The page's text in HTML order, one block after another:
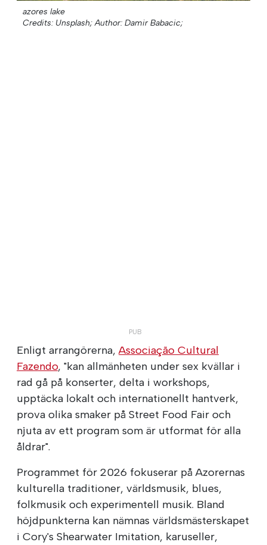
azores lake
Credits: Unsplash; Author: Damir Babacic;
Enligt arrangörerna,Associação Cultural
Fazendo, "kan allmänheten under sex kvällar i
rad gå på konserter, delta i workshops,
upptäcka lokalt och internationellt hantverk,
prova olika smaker på Street Food Fair och
njuta av ett program som är utformat för alla
åldrar".
Programmet för 2026 fokuserar på Azorernas
kulturella traditioner, världsmusik, blues,
folkmusik och experimentell musik. Bland
höjdpunkterna kan nämnas världsmästerskapet
i Cory's Shearwater Imitation, karuseller,